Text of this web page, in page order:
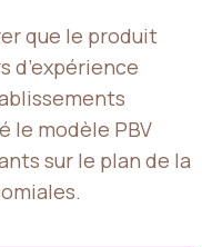
que le produit
d’expérience
le modèle PBV
sur le plan de la